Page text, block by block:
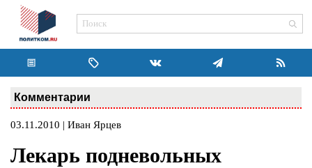
Комментарии
03.11.2010 | Иван Ярцев
Лекарь подневольных